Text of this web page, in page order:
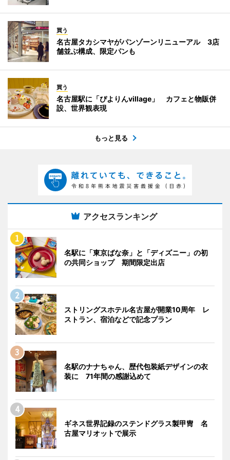
買う
名古屋タカシマヤがパンゾーンリニューアル 3店
舗並ぶ構成、限定パンも
買う
名古屋駅に「ぴよりんvillage」 カフェと物販併
設、世界観表現
もっと見る
アクセスランキング
名駅に「東京ばな奈」と「ディズニー」の初
の共同ショップ 期間限定出店
ストリングスホテル名古屋が開業10周年 レ
ストラン、宿泊などで記念プラン
名駅のナナちゃん、歴代包装紙デザインの衣
装に 71年間の感謝込めて
ギネス世界記録のステンドグラス製甲冑 名
古屋マリオットで展示